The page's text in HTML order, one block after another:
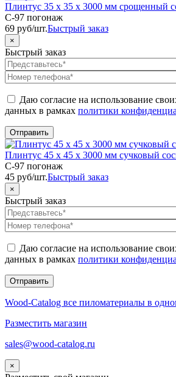
Плинтус 35 х 35 х 3000 мм срощенный
C-97 погонаж
69 руб/шт.Быстрый заказ
×
Быстрый заказ
Даю согласие на использование
данных в рамках политики
Плинтус 45 х 45 х 3000 мм сучковый
C-97 погонаж
45 руб/шт.Быстрый заказ
×
Быстрый заказ
Даю согласие на использование
данных в рамках политики
Wood-Catalog все пиломатериалы в
Разместить магазин
sales@wood-catalog.ru
×